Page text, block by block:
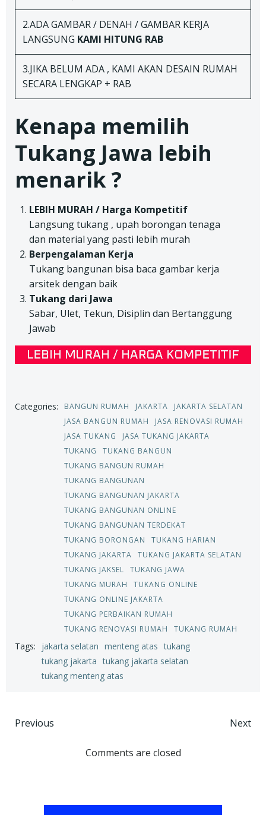
2.ADA GAMBAR / DENAH / GAMBAR KERJA
LANGSUNG KAMI HITUNG RAB
3.JIKA BELUM ADA , KAMI AKAN DESAIN RUMAH
SECARA LENGKAP + RAB
Kenapa memilih
Tukang Jawa lebih
menarik ?
LEBIH MURAH / Harga Kompetitif
Langsung tukang , upah borongan tenaga
dan material yang pasti lebih murah
Berpengalaman Kerja
Tukang bangunan bisa baca gambar kerja
arsitek dengan baik
Tukang dari Jawa
Sabar, Ulet, Tekun, Disiplin dan Bertanggung
Jawab
Categories: BANGUN RUMAH JAKARTA
JAKARTA SELATAN
JASA BANGUN RUMAH
JASA RENOVASI RUMAH
JASA TUKANG
JASA TUKANG JAKARTA
TUKANG
TUKANG BANGUN
TUKANG BANGUN RUMAH
TUKANG BANGUNAN
TUKANG BANGUNAN JAKARTA
TUKANG BANGUNAN ONLINE
TUKANG BANGUNAN TERDEKAT
TUKANG BORONGAN
TUKANG HARIAN
TUKANG JAKARTA
TUKANG JAKARTA SELATAN
TUKANG JAKSEL
TUKANG JAWA
TUKANG MURAH
TUKANG ONLINE
TUKANG ONLINE JAKARTA
TUKANG PERBAIKAN RUMAH
TUKANG RENOVASI RUMAH
TUKANG RUMAH
Tags: jakarta selatan menteng atas tukang
tukang jakarta tukang jakarta selatan
tukang menteng atas
Post
navigation
Previous
navigation
Next
Comments are closed